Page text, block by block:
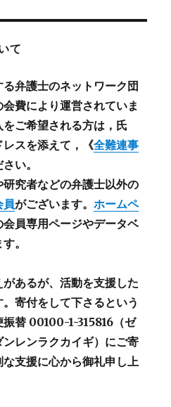
て
弁護士のネットワーク団
費により運営されていま
をご希望される方は，氏
スを添えて，《全難連事
い。
研究者などの弁護士以外の
員がございます。ホームペ
会員専用ページやデータベ
。
あるが、活動を支援した
寄付をして下さるという
替 00100-1-315816（ゼ
レンラクカイギ）にご寄
支援に心から御礼申し上